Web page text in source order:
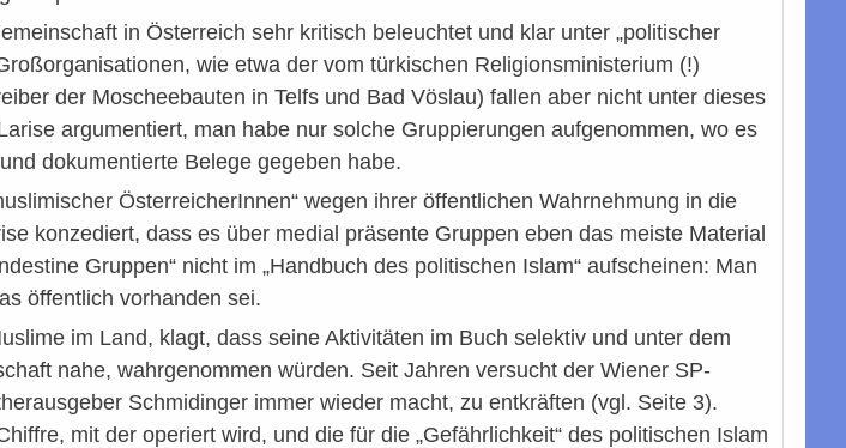
in Österreich sehr kritisch beleuchtet und klar unter „politischer
wie etwa der vom türkischen Religionsministerium (!)
der Moscheebauten in Telfs und Bad Vöslau) fallen aber nicht unter dieses
argumentiert, man habe nur solche Gruppierungen aufgenommen, wo es
dokumentierte Belege gegeben habe.
ÖsterreicherInnen“ wegen ihrer öffentlichen Wahrnehmung in die
konzediert, dass es über medial präsente Gruppen eben das meiste Material
Gruppen“ nicht im „Handbuch des politischen Islam“ aufscheinen: Man
öffentlich vorhanden sei.
im Land, klagt, dass seine Aktivitäten im Buch selektiv und unter dem
nahe, wahrgenommen würden. Seit Jahren versucht der Wiener SP-
Schmidinger immer wieder macht, zu entkräften (vgl. Seite 3).
mit der operiert wird, und die für die „Gefährlichkeit“ des politischen Islam